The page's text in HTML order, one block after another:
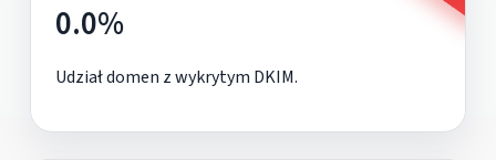
0.0%
Udział domen z wykrytym DKIM.